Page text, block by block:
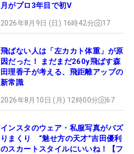
月がプロ3年目で初V
2026年8月9日 (日) 16時42分 17
飛ばない人は「左カカト体重」が原
因だった！ まだまだ260y飛ばす森
田理香子が考える、飛距離アップの
新常識
2026年8月10日 (月) 12時00分 67
インスタのウェア・私服写真がバズ
りまくり “魅せ方の天才”吉田優利
のスカートスタイルにいいね！【フ